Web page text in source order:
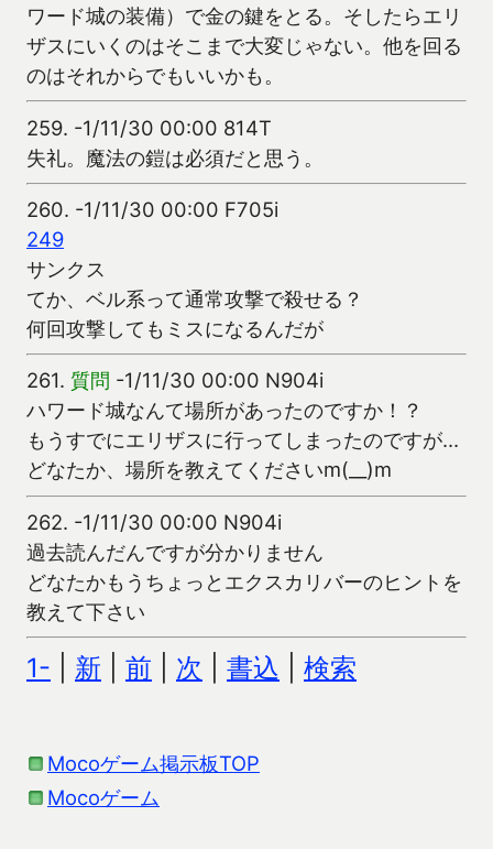
ワード城の装備）で金の鍵をとる。そしたらエリ
ザスにいくのはそこまで大変じゃない。他を回る
のはそれからでもいいかも。
259. -1/11/30 00:00 814T
失礼。魔法の鎧は必須だと思う。
260. -1/11/30 00:00 F705i
249
サンクス
てか、ベル系って通常攻撃で殺せる？
何回攻撃してもミスになるんだが
261. 質問 -1/11/30 00:00 N904i
ハワード城なんて場所があったのですか！？
もうすでにエリザスに行ってしまったのですが…
どなたか、場所を教えてくださいm(__)m
262. -1/11/30 00:00 N904i
過去読んだんですが分かりません
どなたかもうちょっとエクスカリバーのヒントを
教えて下さい
1- 新 前 次 書込 検索
Mocoゲーム掲示板TOP
Mocoゲーム